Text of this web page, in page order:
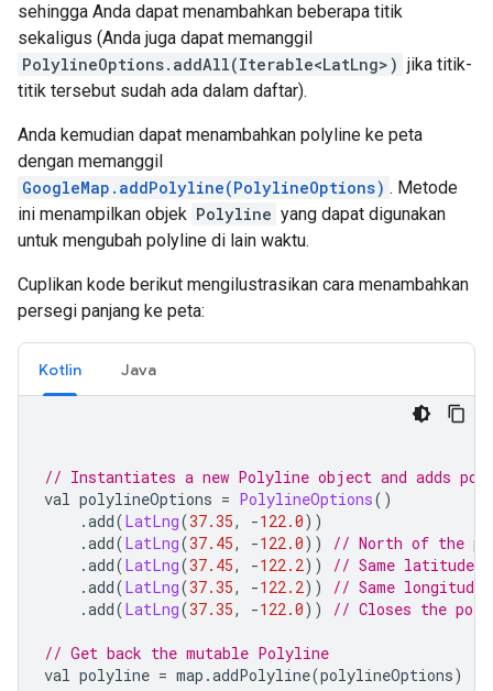
sehingga Anda dapat menambahkan beberapa titik
sekaligus (Anda juga dapat memanggil
PolylineOptions.addAll(Iterable<LatLng>) jika titik-
titik tersebut sudah ada dalam daftar).
Anda kemudian dapat menambahkan polyline ke peta
dengan memanggil
GoogleMap.addPolyline(PolylineOptions) . Metode
ini menampilkan objek Polyline yang dapat digunakan
untuk mengubah polyline di lain waktu.
Cuplikan kode berikut mengilustrasikan cara menambahkan
persegi panjang ke peta:
Kotlin Java
// Instantiates a new Polyline object and adds
val polylineOptions = PolylineOptions()
.add(LatLng(37.35, -122.0))
.add(LatLng(37.45, -122.0))
// North of the
.add(LatLng(37.45, -122.2))
// Same latitude,
.add(LatLng(37.35, -122.2))
// Same
.add(LatLng(37.35, -122.0)) // Closes the
// Get back the mutable Polyline
val polyline = map .addPolyline(polylineOptions)